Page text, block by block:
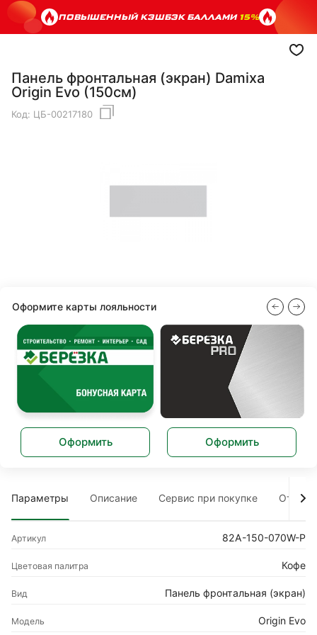
ПОВЫШЕННЫЙ КЭШБЭК БАЛЛАМИ15%
Панель фронтальная (экран) Damixa
Origin Evo (150см)
Код: ЦБ-00217180
Оформите карты лояльности
Оформить Оформить
Параметры Описание Сервис при покупке Отзывы
Артикул 82A-150-070W-P
Цветовая палитра Кофе
Вид Панель фронтальная (экран)
Модель Origin Evo